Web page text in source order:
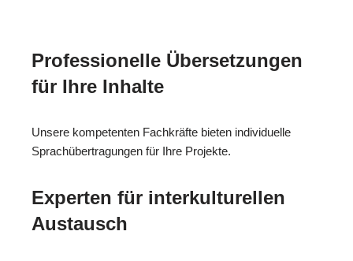
Professionelle Übersetzungen
für Ihre Inhalte
Unsere kompetenten Fachkräfte bieten individuelle
Sprachübertragungen für Ihre Projekte.
Experten für interkulturellen
Austausch